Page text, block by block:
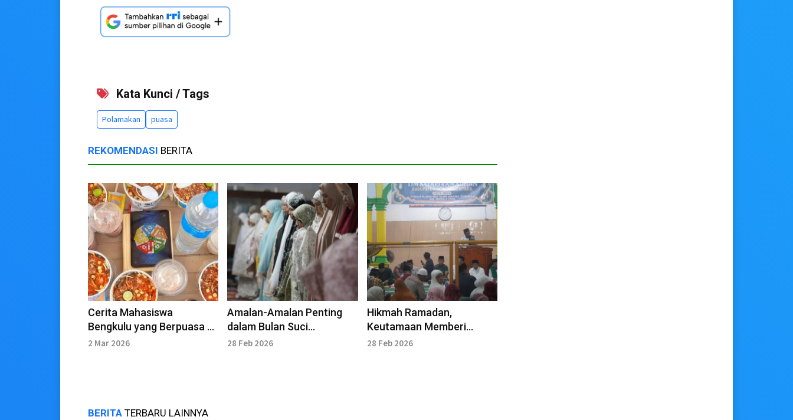
Kata Kunci / Tags
Polamakan puasa
REKOMENDASI BERITA
Cerita Mahasiswa
Bengkulu yang Berpuasa di
Kairo Mesir
2 Mar 2026
Amalan-Amalan Penting
dalam Bulan Suci
Ramadhan
28 Feb 2026
Hikmah Ramadan,
Keutamaan Memberi
Makan Anak Yatim
28 Feb 2026
BERITA TERBARU LAINNYA